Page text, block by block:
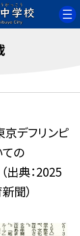
京デフリンピ
の
出典：2025
聞）